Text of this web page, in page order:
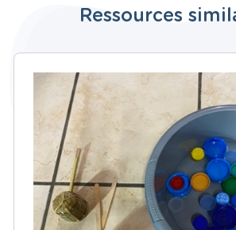
Ressources